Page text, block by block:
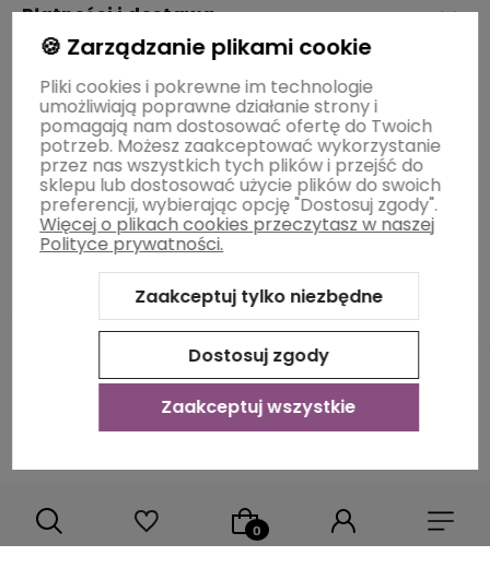
Płatności i dostawa
Informacje
O nas
Sklep internetowy Shoper Premium
Szablon Shoper Modern
3.0™od GrowCommerce
🍪 Zarządzanie plikami cookie
Pliki cookies i pokrewne im technologie
umożliwiają poprawne działanie strony i
pomagają nam dostosować ofertę do Twoich
potrzeb. Możesz zaakceptować wykorzystanie
przez nas wszystkich tych plików i przejść do
sklepu lub dostosować użycie plików do swoich
preferencji, wybierając opcję "Dostosuj zgody".
Więcej o plikach cookies przeczytasz w naszej
Polityce prywatności.
Zaakceptuj tylko niezbędne
Dostosuj zgody
Zaakceptuj wszystkie